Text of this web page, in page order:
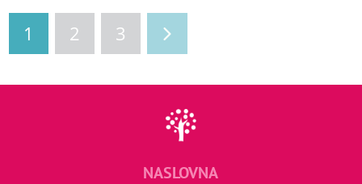
1 2 3
NASLOVNA